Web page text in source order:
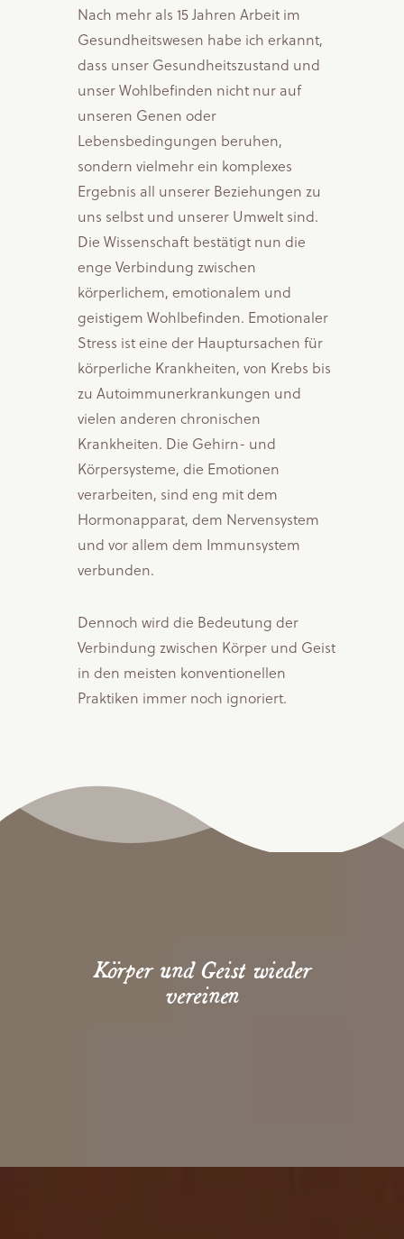
Nach mehr als 15 Jahren Arbeit im
Gesundheitswesen habe ich erkannt,
dass unser Gesundheitszustand und
unser Wohlbefinden nicht nur auf
unseren Genen oder
Lebensbedingungen beruhen,
sondern vielmehr ein komplexes
Ergebnis all unserer Beziehungen zu
uns selbst und unserer Umwelt sind.
Die Wissenschaft bestätigt nun die
enge Verbindung zwischen
körperlichem, emotionalem und
geistigem Wohlbefinden. Emotionaler
Stress ist eine der Hauptursachen für
körperliche Krankheiten, von Krebs bis
zu Autoimmunerkrankungen und
vielen anderen chronischen
Krankheiten. Die Gehirn- und
Körpersysteme, die Emotionen
verarbeiten, sind eng mit dem
Hormonapparat, dem Nervensystem
und vor allem dem Immunsystem
verbunden.
Dennoch wird die Bedeutung der
Verbindung zwischen Körper und Geist
in den meisten konventionellen
Praktiken immer noch ignoriert.
Körper und Geist wieder
vereinen